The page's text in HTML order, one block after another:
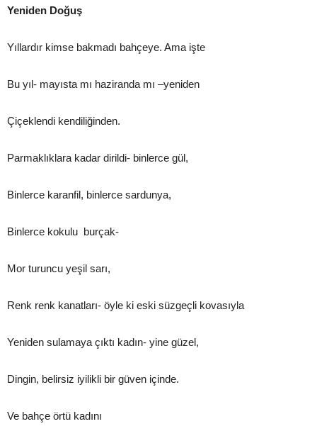
Yeniden Doğuş
Yıllardır kimse bakmadı bahçeye. Ama işte
Bu yıl- mayısta mı haziranda mı –yeniden
Çiçeklendi kendiliğinden.
Parmaklıklara kadar dirildi- binlerce gül,
Binlerce karanfil, binlerce sardunya,
Binlerce kokulu burçak-
Mor turuncu yeşil sarı,
Renk renk kanatları- öyle ki eski süzgeçli kovasıyla
Yeniden sulamaya çıktı kadın- yine güzel,
Dingin, belirsiz iyilikli bir güven içinde.
Ve bahçe örtü kadını